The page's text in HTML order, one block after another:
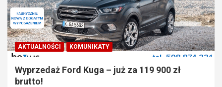
AKTUALNOŚCI KOMUNIKATY
Wyprzedaż Ford Kuga – już za 119 900 zł
brutto!